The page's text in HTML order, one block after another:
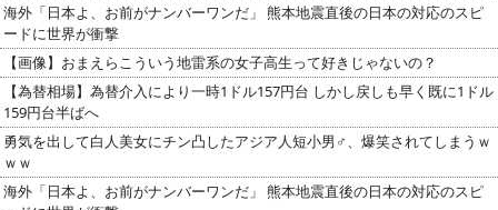
海外「日本よ、お前がナンバーワンだ」 熊本地震直後の日本の対応のスピ
ードに世界が衝撃
【画像】おまえらこういう地雷系の女子高生って好きじゃないの？
【為替相場】為替介入により一時1ドル157円台 しかし戻しも早く既に1ドル
159円台半ばへ
勇気を出して白人美女にチン凸したアジア人短小男♂、爆笑されてしまうｗ
ｗｗ
海外「日本よ、お前がナンバーワンだ」 熊本地震直後の日本の対応のスピ